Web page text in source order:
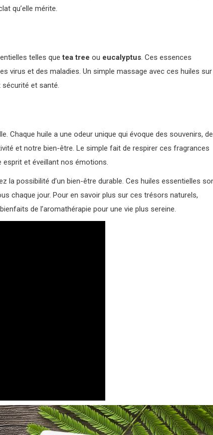
qu’elle mérite.
telles quetea tree ou eucalyptus. Ces essences
virus et des maladies. Un simple massage avec ces huiles sur
et santé.
Chaque huile a une odeur unique qui évoque des souvenirs,
et notre bien-être. Le simple fait de respirer ces fragrances
et éveillant nos émotions.
la possibilité d’un bien-être durable. Ces huiles essentielles
chaque jour. Pour en savoir plus sur ces trésors naturels,
de l’aromathérapie pour une vie plus sereine.